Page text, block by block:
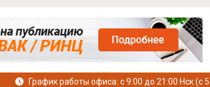
График работы офиса: с 9:00 до 21:00 Нск (с